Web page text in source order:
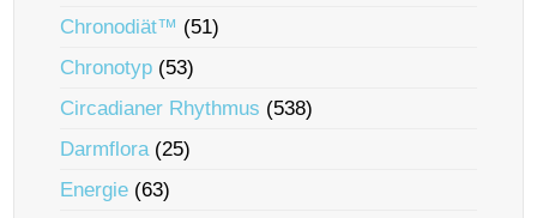
Chronodiät™ (51)
Chronotyp (53)
Circadianer Rhythmus (538)
Darmflora(25)
Energie (63)